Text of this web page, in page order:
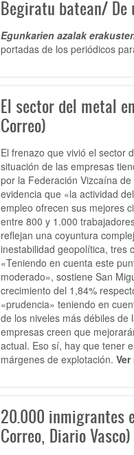
Begiratu batean/ De
Egunkarien azalak
portadas de los periódicos
El sector del metal
Correo)
El frenazo que vivió el sector
situación de las empresas
por la Federación Vizcaína
evidencia que «la actividad
empleo ofrecen sus mejores
entre 800 y 1.000
reflejan una coyuntura
inestabilidad geopolítica, tres
«Teniendo en cuenta este
moderado», sostiene San
crecimiento del 1,84%
«prudencia» teniendo en
de los niveles más débiles de
empresas creen que
actual. Eso sí, hay que tener
márgenes de explotación.
20.000 inmigrantes
Correo, Diario Vasco)